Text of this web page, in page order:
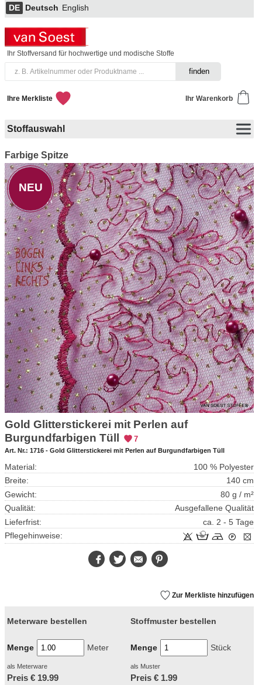
DE Deutsch English
Ihr Stoffversand für hochwertige und modische Stoffe
Ihr Warenkorb
Ihre Merkliste
Stoffauswahl
Farbige Spitze
NEU
Gold Glitterstickerei mit Perlen auf
Burgundfarbigen Tüll
7
Art. Nr.: 1716 - Gold Glitterstickerei mit Perlen auf Burgundfarbigen Tüll
Material:
100 % Polyester
Breite:
140 cm
Gewicht:
80 g / m²
Qualität:
Ausgefallene Qualität
Lieferfrist:
ca. 2 - 5 Tage
Pflegehinweise:
FacebookTwitter E-
Mail
Zur Merkliste hinzufügen
Meterware bestellen
Menge Meter
als Meterware
Preis € 19.99
Stoffmuster bestellen
Menge Stück
als Muster
Preis € 1.99